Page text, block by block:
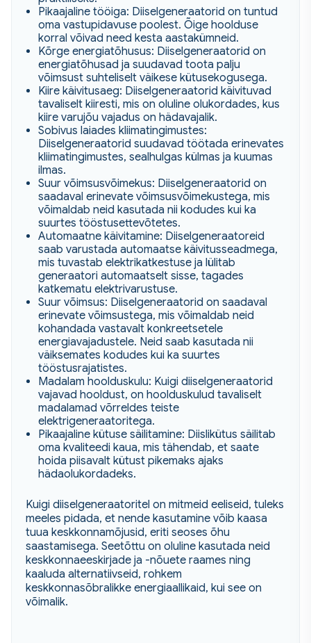
Pikaajaline tööiga: Diiselgeneraatorid on tuntud
oma vastupidavuse poolest. Õige hoolduse
korral võivad need kesta aastakümneid.
Kõrge energiatõhusus: Diiselgeneraatorid on
energiatõhusad ja suudavad toota palju
võimsust suhteliselt väikese kütusekogusega.
Kiire käivitusaeg: Diiselgeneraatorid käivituvad
tavaliselt kiiresti, mis on oluline olukordades, kus
kiire varujõu vajadus on hädavajalik.
Sobivus laiades kliimatingimustes:
Diiselgeneraatorid suudavad töötada erinevates
kliimatingimustes, sealhulgas külmas ja kuumas
ilmas.
Suur võimsusvõimekus: Diiselgeneraatorid on
saadaval erinevate võimsusvõimekustega, mis
võimaldab neid kasutada nii kodudes kui ka
suurtes tööstusettevõtetes.
Automaatne käivitamine: Diiselgeneraatoreid
saab varustada automaatse käivitusseadmega,
mis tuvastab elektrikatkestuse ja lülitab
generaatori automaatselt sisse, tagades
katkematu elektrivarustuse.
Suur võimsus: Diiselgeneraatorid on saadaval
erinevate võimsustega, mis võimaldab neid
kohandada vastavalt konkreetsetele
energiavajadustele. Neid saab kasutada nii
väiksemates kodudes kui ka suurtes
tööstusrajatistes.
Madalam hoolduskulu: Kuigi diiselgeneraatorid
vajavad hooldust, on hoolduskulud tavaliselt
madalamad võrreldes teiste
elektrigeneraatoritega.
Pikaajaline kütuse säilitamine: Diislikütus säilitab
oma kvaliteedi kaua, mis tähendab, et saate
hoida piisavalt kütust pikemaks ajaks
hädaolukordadeks.
Kuigi diiselgeneraatoritel on mitmeid eeliseid, tuleks
meeles pidada, et nende kasutamine võib kaasa
tuua keskkonnamõjusid, eriti seoses õhu
saastamisega. Seetõttu on oluline kasutada neid
keskkonnaeeskirjade ja -nõuete raames ning
kaaluda alternatiivseid, rohkem
keskkonnasõbralikke energiaallikaid, kui see on
võimalik.